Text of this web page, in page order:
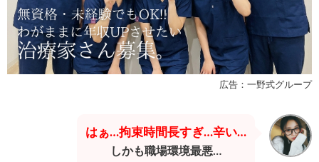
広告：一野式グループ
はぁ…拘束時間長すぎ…辛い…
しかも職場環境最悪…